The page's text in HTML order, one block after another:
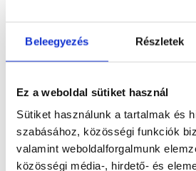
Beleegyezés Részletek
Ez a weboldal sütiket használ
Sütiket használunk a tartalmak és
szabásához, közösségi funkciók
valamint weboldalforgalmunk
közösségi média-, hirdető- és
Dokumentumok(1)